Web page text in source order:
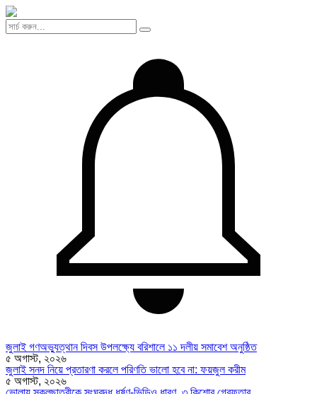
জুলাই গণঅভ্যুত্থান দিবস উপলক্ষ্যে বরিশালে ১১ দলীয় সমাবেশ অনুষ্ঠিত
৫ অগাস্ট, ২০২৬
জুলাই সনদ নিয়ে প্রতারণা করলে পরিণতি ভালো হবে না: ফয়জুল করীম
৫ অগাস্ট, ২০২৬